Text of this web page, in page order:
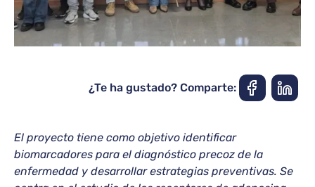
¿Te ha gustado? Comparte:
El proyecto tiene como objetivo identificar
biomarcadores para el diagnóstico precoz de la
enfermedad y desarrollar estrategias preventivas. Se